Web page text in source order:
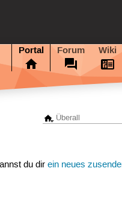
Portal Forum Wiki
du direin neues